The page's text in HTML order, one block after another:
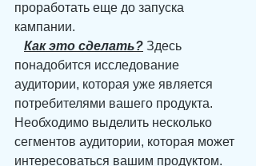
проработать еще до запуска
кампании.
Как это сделать? Здесь
понадобится исследование
аудитории, которая уже является
потребителями вашего продукта.
Необходимо выделить несколько
сегментов аудитории, которая может
интересоваться вашим продуктом.